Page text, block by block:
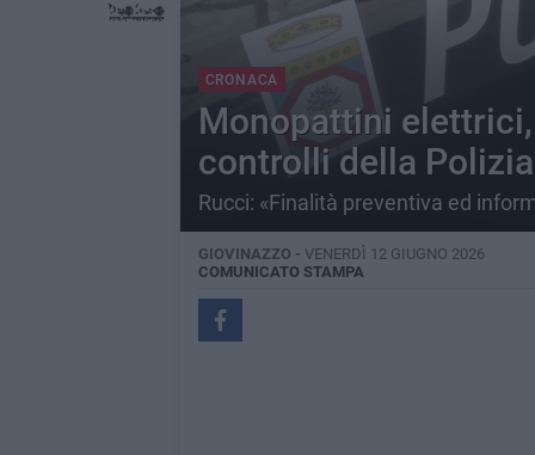
CRONACA
Monopattini
controlli della
Rucci: «Finalità preventiva ed
GIOVINAZZO - VENERDÌ 12 GIUGNO 2026
COMUNICATO STAMPA